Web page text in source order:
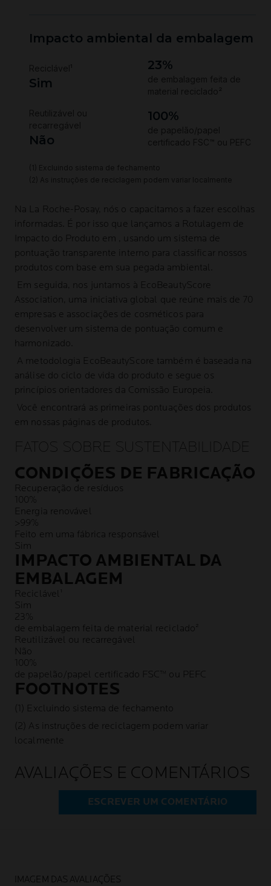
Na La Roche-Posay, nós o capacitamos a fazer escolhas
informadas. É por isso que lançamos a Rotulagem de
Impacto do Produto em , usando um sistema de
pontuação transparente interno para classificar nossos
produtos com base em sua pegada ambiental.
Em seguida, nos juntamos à EcoBeautyScore
Association, uma iniciativa global que reúne mais de 70
empresas e associações de cosméticos para
desenvolver um sistema de pontuação comum e
harmonizado.
A metodologia EcoBeautyScore também é baseada na
análise do ciclo de vida do produto e segue os
princípios orientadores da Comissão Europeia.
Você encontrará as primeiras pontuações dos produtos
em nossas páginas de produtos.
FATOS SOBRE SUSTENTABILIDADE
CONDIÇÕES DE FABRICAÇÃO
Recuperação de resíduos
100%
Energia renovável
>99%
Feito em uma fábrica responsável
Sim
IMPACTO AMBIENTAL DA
EMBALAGEM
Reciclável¹
Sim
23%
de embalagem feita de material reciclado²
Reutilizável ou recarregável
Não
100%
de papelão/papel certificado FSC™ ou PEFC
FOOTNOTES
(1) Excluindo sistema de fechamento
(2) As instruções de reciclagem podem variar
localmente
AVALIAÇÕES E COMENTÁRIOS
ESCREVER UM COMENTÁRIO
IMAGEM DAS AVALIAÇÕES